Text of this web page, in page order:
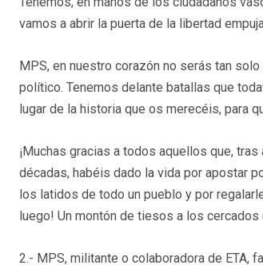
vamos a abrir la puerta de la libertad
MPS, en nuestro corazón no serás tan
político. Tenemos delante batallas que
lugar de la historia que os merecéis, para
¡Muchas gracias a todos aquellos que,
décadas, habéis dado la vida por apostar
los latidos de todo un pueblo y por
luego! Un montón de tiesos a los
2.- MPS, militante o colaboradora de ETA,